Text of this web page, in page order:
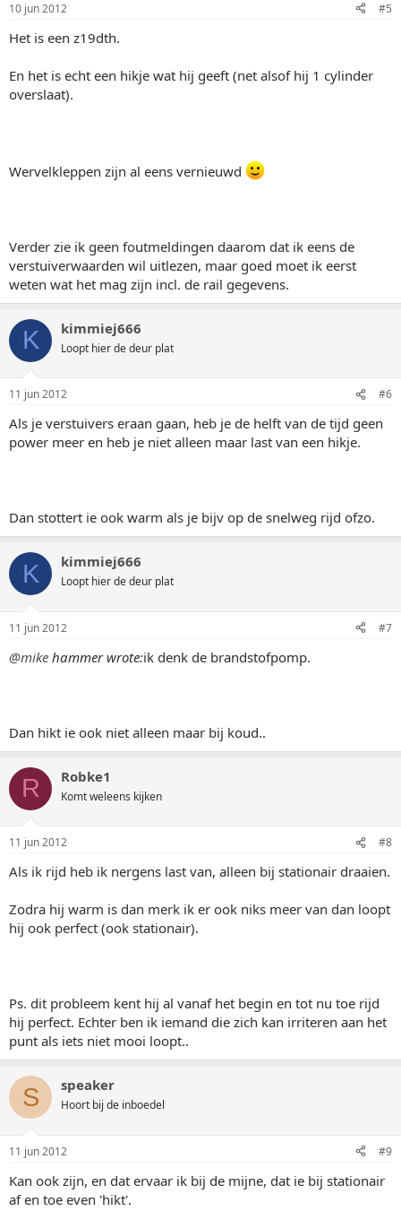
10 jun 2012 #5
Het is een z19dth.
En het is echt een hikje wat hij geeft (net alsof hij 1 cylinder
overslaat).
Wervelkleppen zijn al eens vernieuwd
Verder zie ik geen foutmeldingen daarom dat ik eens de
verstuiverwaarden wil uitlezen, maar goed moet ik eerst
weten wat het mag zijn incl. de rail gegevens.
K kimmiej666
Loopt hier de deur plat
11 jun 2012 #6
Als je verstuivers eraan gaan, heb je de helft van de tijd geen
power meer en heb je niet alleen maar last van een hikje.
Dan stottert ie ook warm als je bijv op de snelweg rijd ofzo.
K kimmiej666
Loopt hier de deur plat
11 jun 2012 #7
@mike hammer wrote:ik denk de brandstofpomp.
Dan hikt ie ook niet alleen maar bij koud..
R Robke1
Komt weleens kijken
11 jun 2012 #8
Als ik rijd heb ik nergens last van, alleen bij stationair draaien.
Zodra hij warm is dan merk ik er ook niks meer van dan loopt
hij ook perfect (ook stationair).
Ps. dit probleem kent hij al vanaf het begin en tot nu toe rijd
hij perfect. Echter ben ik iemand die zich kan irriteren aan het
punt als iets niet mooi loopt..
S speaker
Hoort bij de inboedel
11 jun 2012 #9
Kan ook zijn, en dat ervaar ik bij de mijne, dat ie bij stationair
af en toe even 'hikt'.